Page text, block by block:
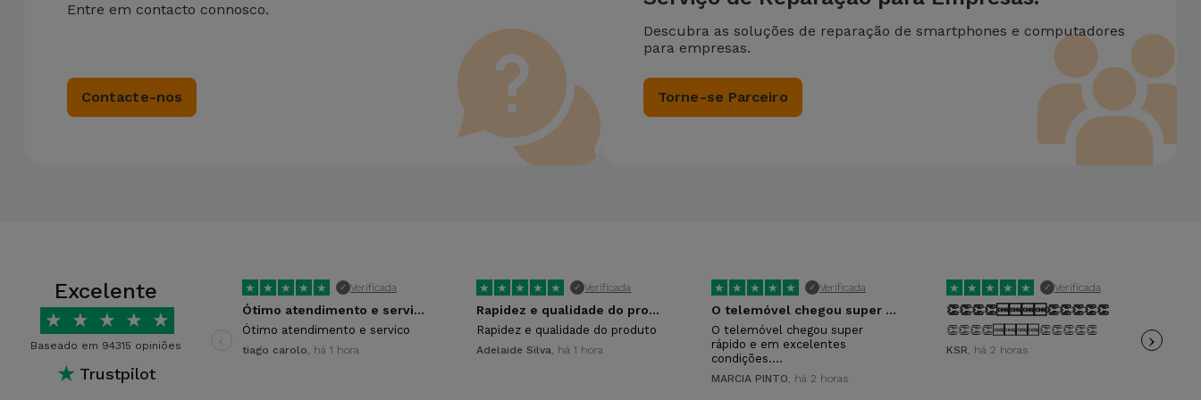
Entre em contacto connosco.
Contacte-nos
Descubra as soluções de reparação de smartphones e computadores
para empresas.
Torne-se Parceiro
Excelente
★ ★ ★ ★ ★
Baseado em 94315 opiniões
★ Trustpilot
★ ★ ★ ★ ★ ✓ Verificada
Ótimo atendimento e servico
Ótimo atendimento e servico
tiago carolo, há 1 hora
★ ★ ★ ★ ★ ✓ Verificada
Rapidez e qualidade do produto
Rapidez e qualidade do produto
Adelaide Silva, há 1 hora
★ ★ ★ ★ ★ ✓ Verificada
O telemóvel chegou super rápido e em…
O telemóvel chegou super
rápido e em excelentes
condições.…
MARCIA PINTO, há 2 horas
★ ★ ★ ★ ★ ✓ Verificada
👏👏👏👏🆒🆒🆒🆒👏👏👏👏👏
👏👏👏👏🆒🆒🆒🆒👏👏👏👏👏
KSR, há 2 horas ›